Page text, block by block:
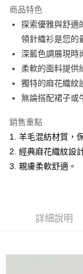
Apple Pay
悠遊付
Google Pay
ATM付款
全家取貨付款
每筆NT$60，滿
付款後全家取貨
每筆NT$60，滿
商品特色
探索優雅與舒適
領針織衫是您的
深藍色調展現時
柔軟的面料提供
獨特的麻花織紋
無論搭配裙子或
銷售重點
1. 羊毛混紡材質，
2. 經典麻花織紋設
3. 親膚柔軟舒適。
詳細說明